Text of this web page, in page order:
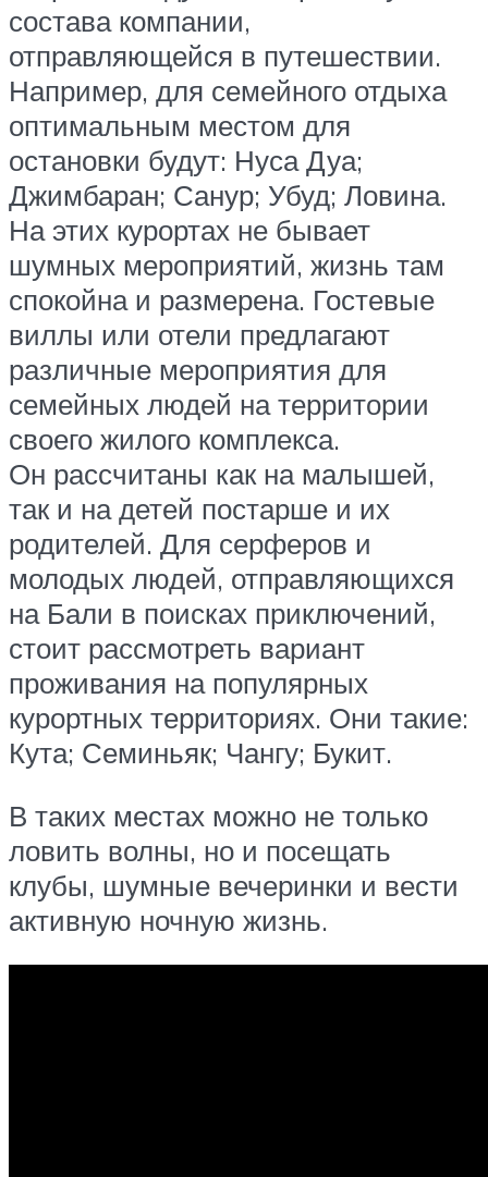
состава компании,
отправляющейся в путешествии.
Например, для семейного отдыха
оптимальным местом для
остановки будут: Нуса Дуа;
Джимбаран; Санур; Убуд; Ловина.
На этих курортах не бывает
шумных мероприятий, жизнь там
спокойна и размерена. Гостевые
виллы или отели предлагают
различные мероприятия для
семейных людей на территории
своего жилого комплекса.
Он рассчитаны как на малышей,
так и на детей постарше и их
родителей. Для серферов и
молодых людей, отправляющихся
на Бали в поисках приключений,
стоит рассмотреть вариант
проживания на популярных
курортных территориях. Они такие:
Кута; Семиньяк; Чангу; Букит.
В таких местах можно не только
ловить волны, но и посещать
клубы, шумные вечеринки и вести
активную ночную жизнь.